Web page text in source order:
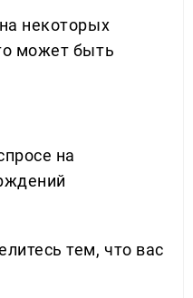
некоторых
может быть
на
тем, что вас